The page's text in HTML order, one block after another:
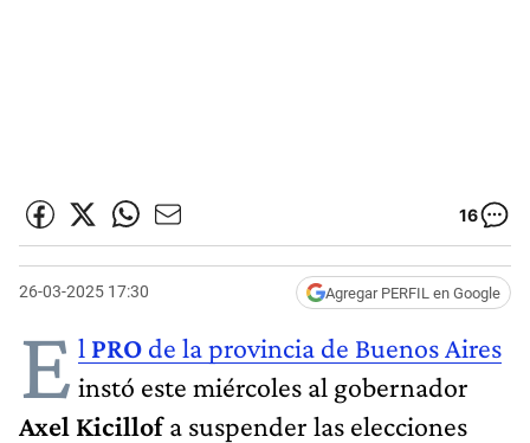
16
26-03-2025 17:30 Agregar PERFIL en Google
E l PRO de la provincia de Buenos Aires
instó este miércoles al gobernador
Axel Kicillofa suspender las elecciones